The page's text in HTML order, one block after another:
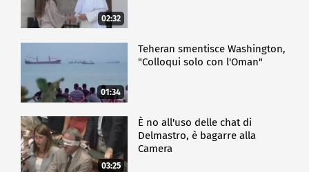
02:32
01:34
Teheran smentisce Washington,
"Colloqui solo con l'Oman"
03:25
È no all'uso delle chat di
Delmastro, è bagarre alla
Camera